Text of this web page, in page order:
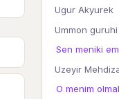
Ugur Akyurek
Ummon guruhi
Sen meniki
Uzeyir
O menim